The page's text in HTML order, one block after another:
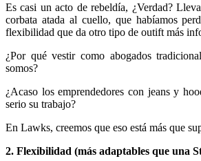
Es casi un acto de rebeldía, ¿Verdad?
corbata atada al cuello, que habíamos
flexibilidad que da otro tipo de outift más
¿Por qué vestir como abogados
somos?
¿Acaso los emprendedores con jeans y
serio su trabajo?
En Lawks, creemos que eso está más que
2. Flexibilidad (más adaptables que una